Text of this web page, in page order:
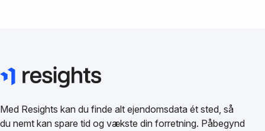
Med Resights kan du finde alt ejendomsdata ét sted, så
du nemt kan spare tid og vækste din forretning. Påbegynd